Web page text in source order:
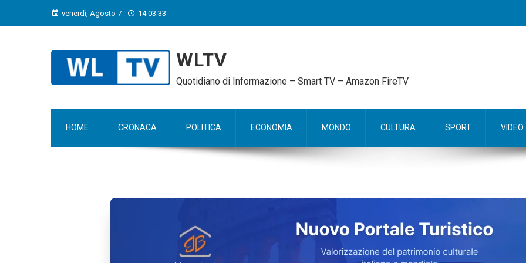
venerdì, Agosto 7 14:03:35
WLTV
Quotidiano di Informazione – Smart TV – Amazon FireTV
HOME CRONACA POLITICA ECONOMIA MONDO CULTURA SPORT VIDEO